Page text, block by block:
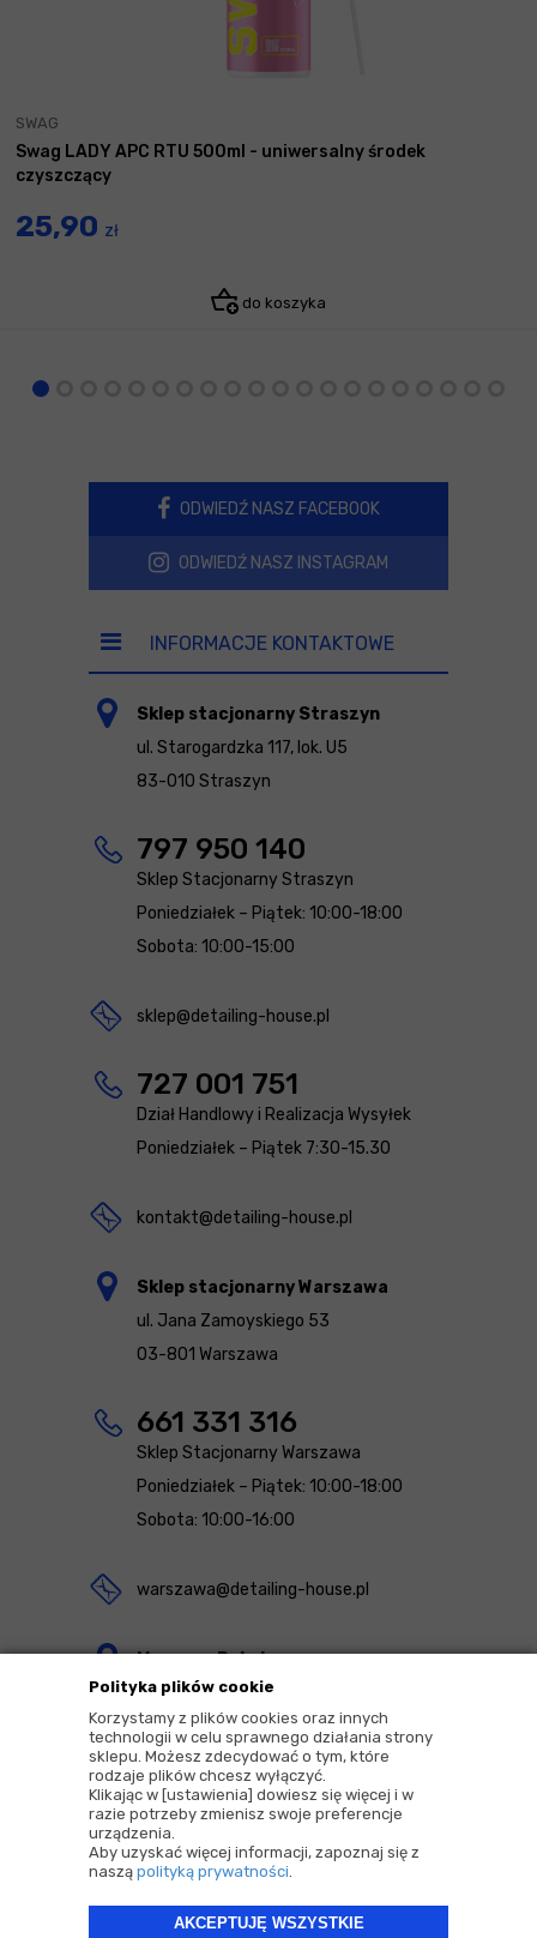
Polityka plików cookie
Korzystamy z plików cookies oraz innych
technologii w celu sprawnego działania strony
sklepu. Możesz zdecydować o tym, które
rodzaje plików chcesz wyłączyć.
Klikając w [ustawienia] dowiesz się więcej i w
razie potrzeby zmienisz swoje preferencje
urządzenia.
Aby uzyskać więcej informacji, zapoznaj się z
naszą polityką prywatności.
AKCEPTUJĘ WSZYSTKIE
SWAG
Swag LADY APC RTU 500ml - uniwersalny środek
czyszczący
25,90 zł
do koszyka
ODWIEDŹ NASZ FACEBOOK
ODWIEDŹ NASZ INSTAGRAM
INFORMACJE KONTAKTOWE
Sklep stacjonarny Straszyn
ul. Starogardzka 117, lok. U5
83-010 Straszyn
797 950 140
Sklep Stacjonarny Straszyn
Poniedziałek – Piątek: 10:00-18:00
Sobota: 10:00-15:00
sklep@detailing-house.pl
727 001 751
Dział Handlowy i Realizacja Wysyłek
Poniedziałek – Piątek 7:30-15.30
kontakt@detailing-house.pl
Sklep stacjonarny Warszawa
ul. Jana Zamoyskiego 53
03-801 Warszawa
661 331 316
Sklep Stacjonarny Warszawa
Poniedziałek – Piątek: 10:00-18:00
Sobota: 10:00-16:00
warszawa@detailing-house.pl
Magazyn Rekcin
Nomos Sp. z o.o. sp.k.
ul. Agrestowa 1
83-010 Rekcin
2026 © Copyrights by |Detailing House